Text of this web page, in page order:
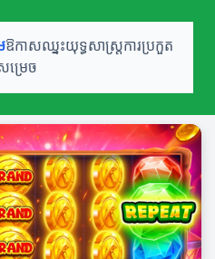
ឱកាសឈ្នះយុទ្ធសាស្ត្រការប្រកួត
ម្រេច